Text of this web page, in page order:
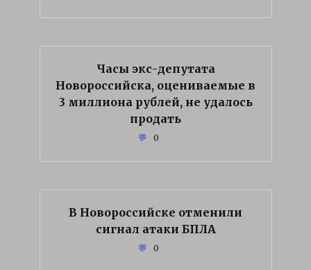
Часы экс-депутата
Новороссийска, оцениваемые в
3 миллиона рублей, не удалось
продать
0
В Новороссийске отменили
сигнал атаки БПЛА
0